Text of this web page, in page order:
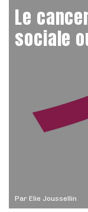
Par Elie Joussellin
Le
sociale